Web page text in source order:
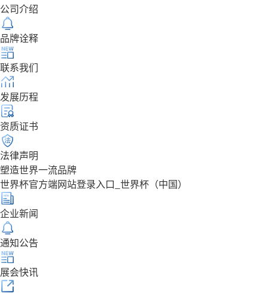
公司介绍
品牌诠释
联系我们
发展历程
资质证书
法律声明
塑造世界一流品牌
世界杯官方端网站登录入口_世界杯（中国）
企业新闻
通知公告
展会快讯